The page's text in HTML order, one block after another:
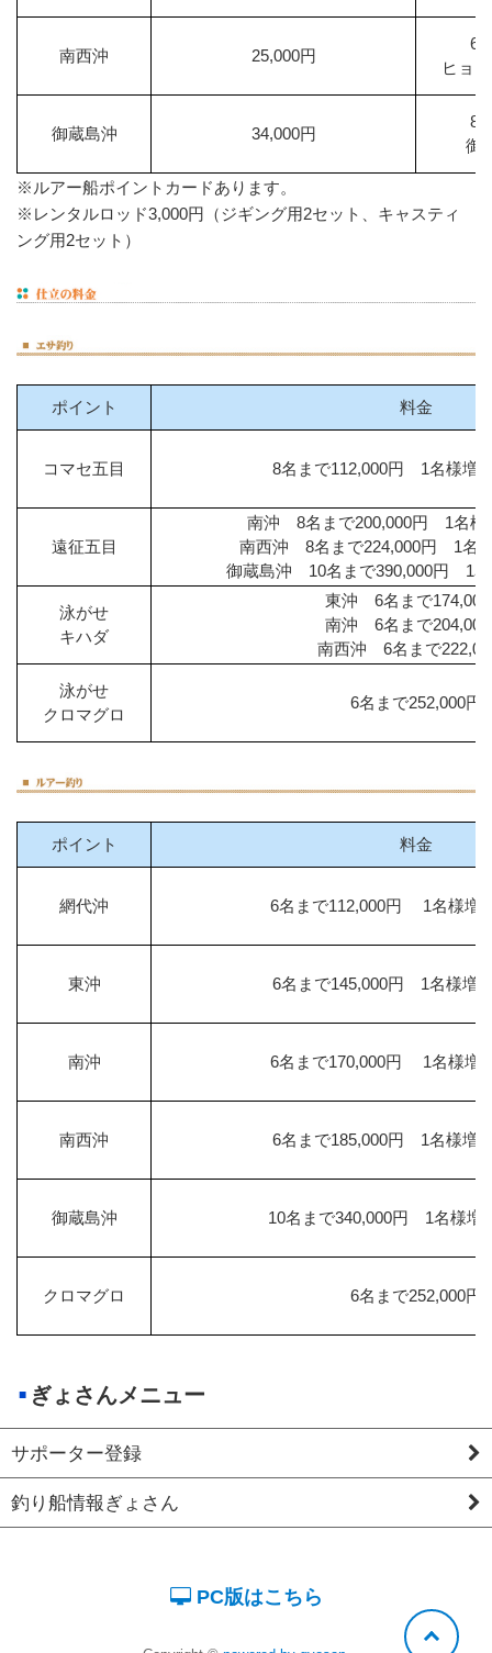
南西沖 25,000円
6
ヒョ
御蔵島沖 34,000円
8
御
※ルアー船ポイントカードあります。
※レンタルロッド3,000円（ジギング用2セット、キャスティ
ング用2セット）
ポイント 料金
コマセ五目 8名まで112,000円 1名様増
遠征五目
南沖 8名まで200,000円 1名様
南西沖 8名まで224,000円 1名
御蔵島沖 10名まで390,000円 1名
泳がせ
キハダ
東沖 6名まで
南沖 6名まで
南西沖 6名まで
泳がせ
クロマグロ
6名まで252,000円
ポイント 料金
網代沖 6名まで112,000円 1名様増
東沖 6名まで145,000円 1名様増
南沖 6名まで170,000円 1名様増
南西沖 6名まで185,000円 1名様増
御蔵島沖 10名まで340,000円 1名様増
クロマグロ 6名まで252,000円
ぎょさんメニュー
サポーター登録
釣り船情報ぎょさん
PC版はこちら